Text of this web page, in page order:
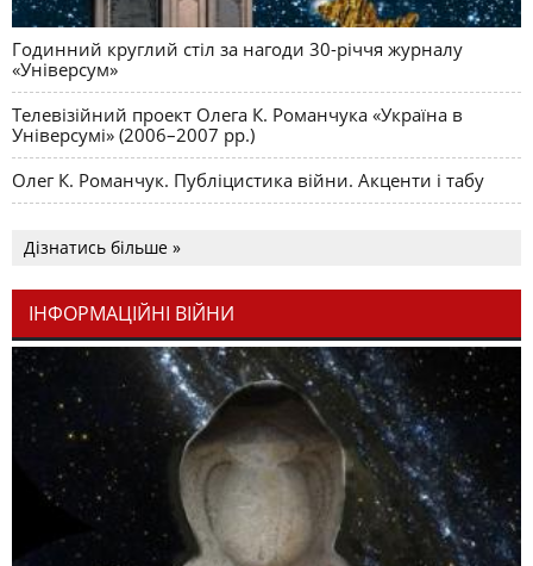
Годинний круглий стіл за нагоди 30-річчя журналу
«Універсум»
Телевізійний проект Олега К. Романчука «Україна в
Універсумі» (2006–2007 рр.)
Олег К. Романчук. Публіцистика війни. Акценти і табу
Дізнатись більше »
ІНФОРМАЦІЙНІ ВІЙНИ